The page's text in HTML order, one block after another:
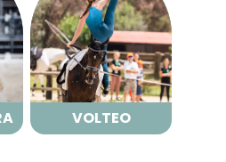
VOLTEO
VOLTEO